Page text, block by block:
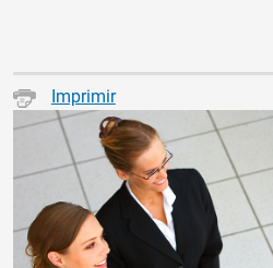
Imprimir